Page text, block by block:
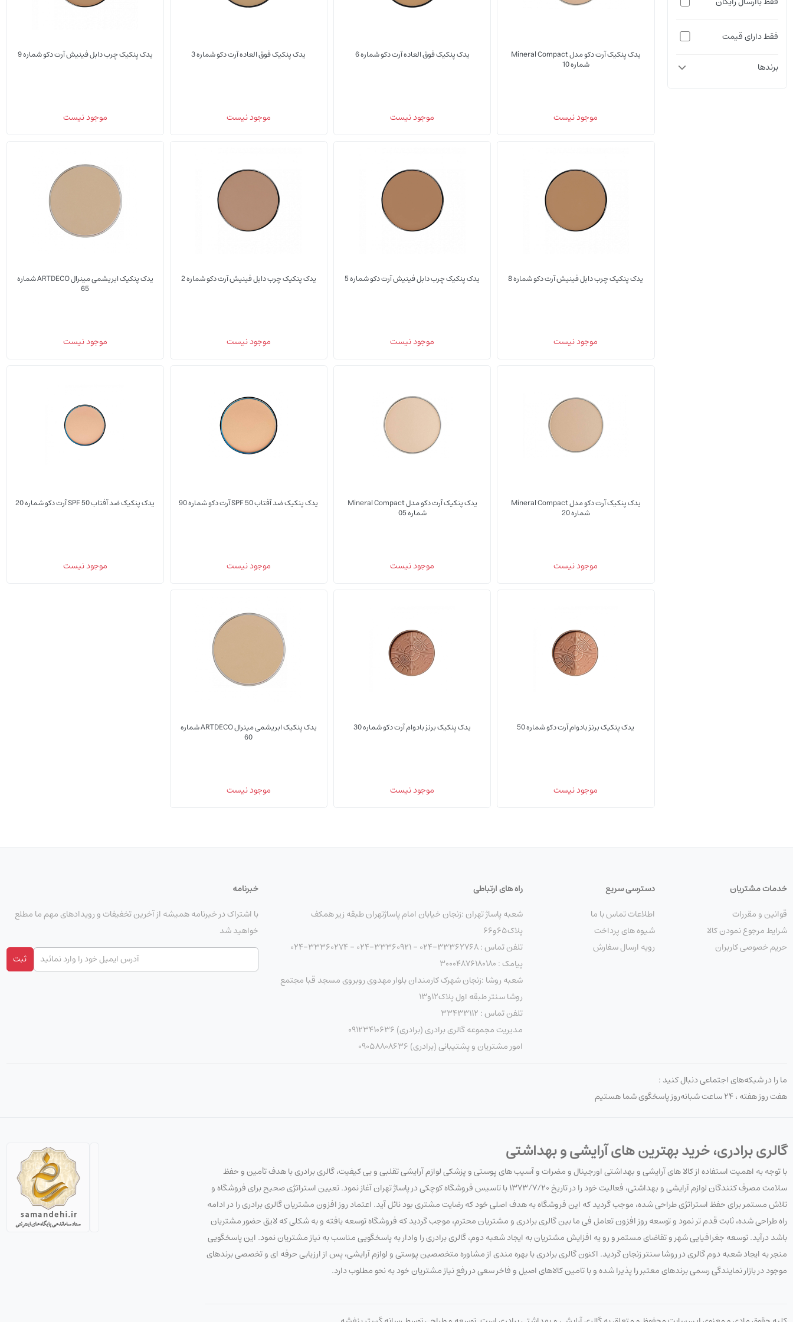
فقط دارای قیمت
برندها
یدک پنکیک آرت دکو مدل Mineral Compact
شماره 10
موجود نیست
یدک پنکیک فوق العاده آرت دکو شماره 6
موجود نیست
یدک پنکیک فوق العاده آرت دکو شماره 3
موجود نیست
یدک پنکیک چرب دابل فینیش آرت دکو شماره 9
موجود نیست
یدک پنکیک چرب دابل فینیش آرت دکو شماره 8
موجود نیست
یدک پنکیک چرب دابل فینیش آرت دکو شماره 5
موجود نیست
یدک پنکیک چرب دابل فینیش آرت دکو شماره 2
موجود نیست
یدک پنکیک ابریشمی مینرال ARTDECO شماره
65
موجود نیست
یدک پنکیک آرت دکو مدل Mineral Compact
شماره 20
موجود نیست
یدک پنکیک آرت دکو مدل Mineral Compact
شماره 05
موجود نیست
یدک پنکیک ضد آفتاب SPF 50 آرت دکو شماره 90
موجود نیست
یدک پنکیک ضد آفتاب SPF 50 آرت دکو شماره 20
موجود نیست
یدک پنکیک برنز بادوام آرت دکو شماره 50
موجود نیست
یدک پنکیک برنز بادوام آرت دکو شماره 30
موجود نیست
یدک پنکیک ابریشمی مینرال ARTDECO شماره
60
موجود نیست
خدمات مشتریان
قوانین و مقررات
شرایط مرجوع نمودن کالا
حریم خصوصی کاربران
دسترسی سریع
اطلاعات تماس با ما
شیوه های پرداخت
رویه ارسال سفارش
راه های ارتباطی
شعبه پاساژ تهران :زنجان خیابان امام پاساژتهران طبقه زیر همکف
پلاک۶۵و۶۶
تلفن تماس : 33362768-024 - 33360921-024 - 33360274-024
پیامک : ۳۰۰۰۴۸۷۶۱۸۰۱۸۰
شعبه روشا :زنجان شهرک کارمندان بلوار مهدوی روبروی مسجد قبا مجتمع
روشا سنتر طبقه اول پلاک۱۲و۱۳
تلفن تماس : ۳۳۴۳۳۱۱۲
مدیریت مجموعه گالری برادری (برادری) 09123410636
امور مشتریان و پشتیبانی (برادری) 09058808636
خبرنامه
با اشتراک در خبرنامه همیشه از آخرین تخفیفات و رویدادهای مهم ما مطلع
خواهید شد
ثبت
ما را در شبکه‌های اجتماعی دنبال کنید :
هفت روز هفته ، ۲۴ ساعت شبانه‌روز پاسخگوی شما هستیم
گالری برادری، خرید بهترین های آرایشی و بهداشتی
با توجه به اهمیت استفاده از کالا های آرایشی و بهداشتی اورجینال و مضرات و آسیب های پوستی و پزشکی لوازم آرایشی تقلبی و بی کیفیت، گالری برادری با هدف تأمین و حفظ
سلامت مصرف کنندگان لوازم آرایشی و بهداشتی، فعالیت خود را در تاریخ 1373/7/20 با تاسیس فروشگاه کوچکی در پاساژ تهران آغاز نمود. تعیین استراتژی صحیح برای فروشگاه و
تلاش مستمر برای حفظ استراتژی طراحی شده، موجب گردید که این فروشگاه به هدف اصلی خود که رضایت مشتری بود نائل آید. اعتماد روز افزون مشتریان گالری برادری را در ادامه
راه طراحی شده، ثابت قدم تر نمود و توسعه روز افزون تعامل فی ما بین گالری برادری و مشتریان محترم، موجب گردید که فروشگاه توسعه یافته و به شکلی که لایق حضور مشتریان
باشد درآید. توسعه جغرافیایی شهر و تقاضای مستمر و رو یه افزایش مشتریان به ایجاد شعبه دوم، گالری برادری را وادار به پاسخگویی مناسب به نیاز مشتریان نمود. این پاسخگویی
منجر به ایجاد شعبه دوم گالری در روشا سنتر زنجان گردید. اکنون گالری برادری با بهره مندی از مشاوره متخصصین پوستی و لوازم آرایشی، پس از ارزیابی حرفه ای و تخصصی برندهای
موجود در بازار نمایندگی رسمی برندهای معتبر را پذیرا شده و با تامین کالاهای اصیل و فاخر سعی در رفع نیاز مشتریان خود به نحو مطلوب دارد.